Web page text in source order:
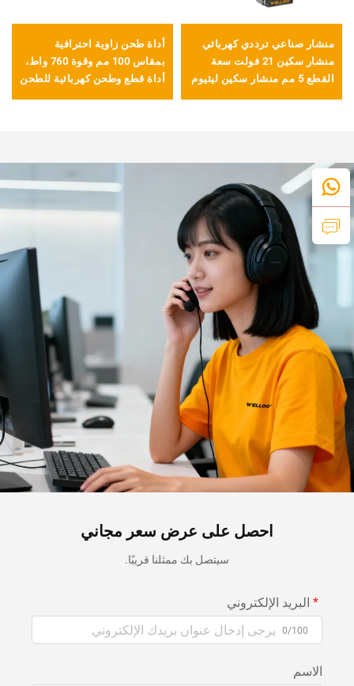
منشار صناعي ترددي كهربائي
منشار سكين 21 فولت سعة
القطع 5 مم منشار سكين ليثيوم
أداة طحن زاوية احترافية
بمقاس 100 مم وقوة 760 واط،
أداة قطع وطحن كهربائية للطحن
احصل على عرض سعر مجاني
سيتصل بك ممثلنا قريبًا.
البريد الإلكتروني
0/100
الاسم